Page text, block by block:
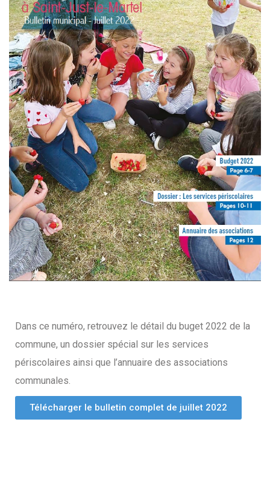
Dans ce numéro, retrouvez le détail du buget 2022 de la
commune, un dossier spécial sur les services
périscolaires ainsi que l’annuaire des associations
communales.
Télécharger le bulletin complet de juillet 2022